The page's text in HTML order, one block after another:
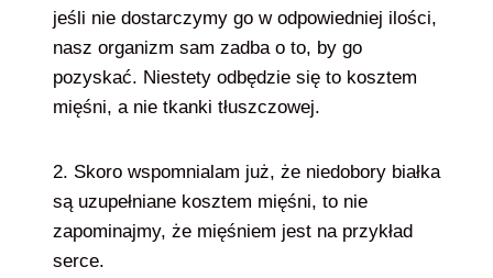
jeśli nie dostarczymy go w odpowiedniej ilości,
nasz organizm sam zadba o to, by go
pozyskać. Niestety odbędzie się to kosztem
mięśni, a nie tkanki tłuszczowej.
2. Skoro wspomnialam już, że niedobory białka
są uzupełniane kosztem mięśni, to nie
zapominajmy, że mięśniem jest na przykład
serce.